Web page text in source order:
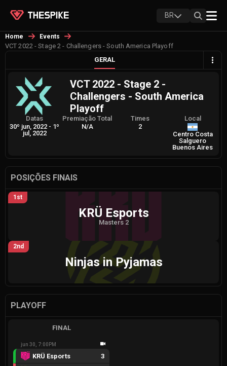
BR
Home Events
VCT 2022 - Stage 2 - Challengers - South America Playoff
GERAL
VCT 2022 - Stage 2 -
Challengers - South America
Playoff
Datas
30º jun, 2022 - 1º
jul, 2022
Premiação Total
N/A
Times
2
Local
Centro Costa
Salguero
Buenos Aires
POSIÇÕES FINAIS
1st
KRÜ Esports
Masters 2
2nd
Ninjas in Pyjamas
PLAYOFF
FINAL
jun 30, 7:00PM
KRÜ Esports
3